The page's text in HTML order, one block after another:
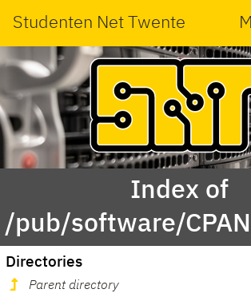
Studenten Net Twente
Index of
/pub/software/
Directories
Parent directory